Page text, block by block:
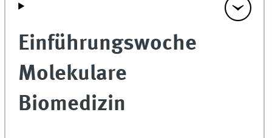
Einführungswoche
Molekulare
Biomedizin